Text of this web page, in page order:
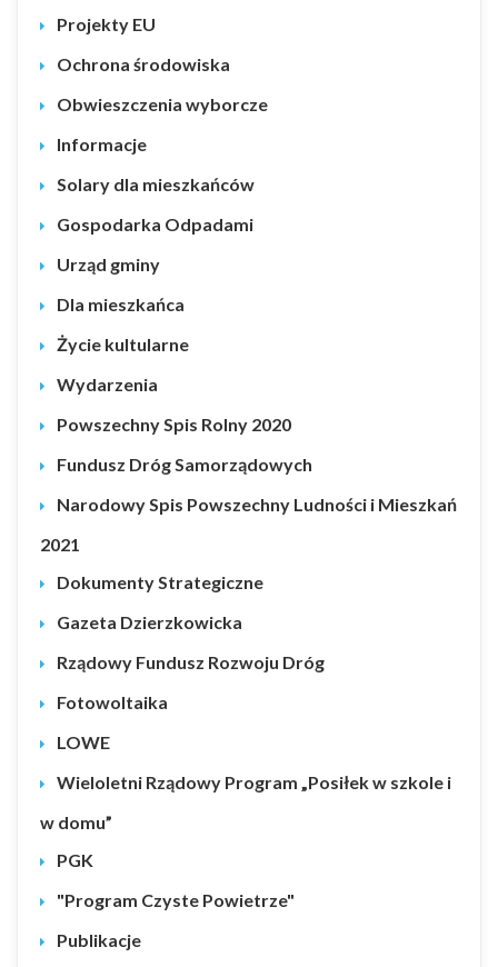
Projekty EU
Ochrona środowiska
Obwieszczenia wyborcze
Informacje
Solary dla mieszkańców
Gospodarka Odpadami
Urząd gminy
Dla mieszkańca
Życie kultularne
Wydarzenia
Powszechny Spis Rolny 2020
Fundusz Dróg Samorządowych
Narodowy Spis Powszechny Ludności i Mieszkań
2021
Dokumenty Strategiczne
Gazeta Dzierzkowicka
Rządowy Fundusz Rozwoju Dróg
Fotowoltaika
LOWE
Wieloletni Rządowy Program „Posiłek w szkole i
w domu”
PGK
"Program Czyste Powietrze"
Publikacje